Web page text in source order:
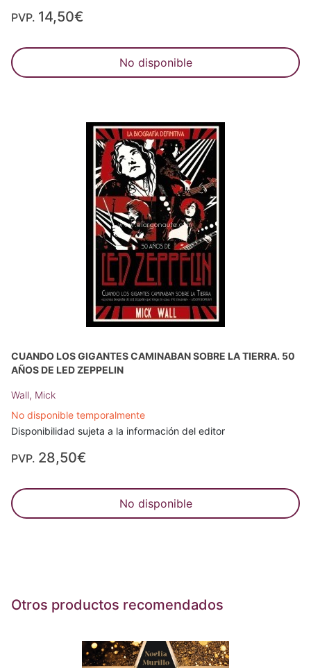
PVP. 14,50€
No disponible
CUANDO LOS GIGANTES CAMINABAN SOBRE LA TIERRA. 50
AÑOS DE LED ZEPPELIN
Wall, Mick
No disponible temporalmente
Disponibilidad sujeta a la información del editor
PVP. 28,50€
No disponible
Otros productos recomendados